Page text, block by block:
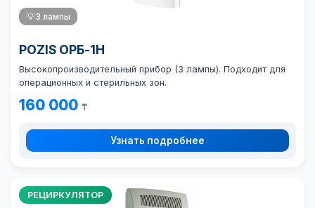
💡3 лампы
POZIS ОРБ-1Н
Высокопроизводительный прибор (3 лампы). Подходит для
операционных и стерильных зон.
160 000 ₸
Узнать подробнее
РЕЦИРКУЛЯТОР